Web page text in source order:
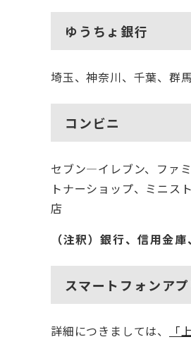
ゆうちょ銀行
埼玉、神奈川、千葉、群
コンビニ
セブン―イレブン、ファ
トナーショップ、ミニス
店
（注釈）銀行、信用金
スマートフォンア
詳細につきましては、 「